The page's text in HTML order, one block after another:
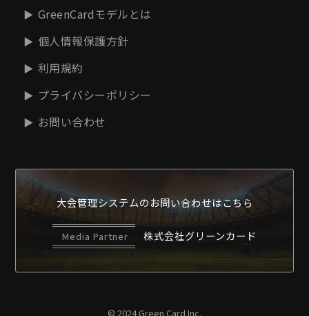
GreenCardモデルとは
個人情報保護方針
利用規約
プライバシーポリシー
お問い合わせ
大会管理システムのお問い合わせはこちら
Media Partner 株式会社グリーンカード
© 2024 Green Card Inc.